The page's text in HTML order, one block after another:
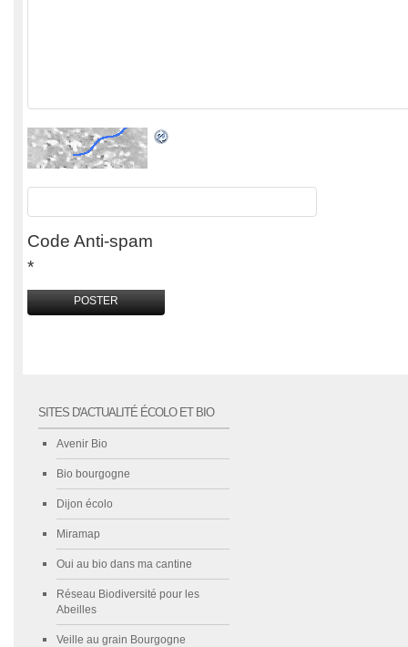
Code Anti-spam
*
SITES D'ACTUALITÉ ÉCOLO ET BIO
Avenir Bio
Bio bourgogne
Dijon écolo
Miramap
Oui au bio dans ma cantine
Réseau Biodiversité pour les
Abeilles
Veille au grain Bourgogne